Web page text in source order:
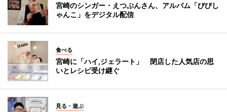
宮崎のシンガー・えつぷんさん、アルバム「びびし
ゃんこ」をデジタル配信
食べる
宮崎に「ハイ,ジェラート」 閉店した人気店の思
いとレシピ受け継ぐ
見る・遊ぶ